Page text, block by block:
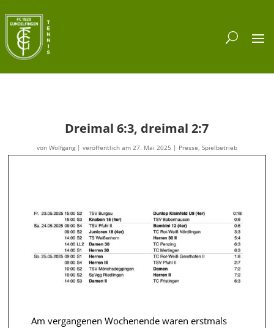
Dreimal 6:3, dreimal 2:7
von Wolfgang| veröffentlich am 27. Mai 2025 | Presse, Spielbetrieb
Am vergangenen Wochenende waren erstmals